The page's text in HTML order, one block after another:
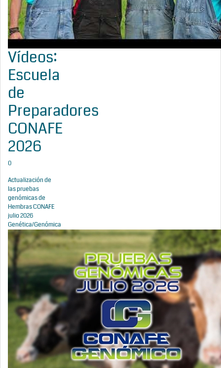
Vídeos:
Escuela
de
Preparadores
CONAFE
2026
0
Actualización de
las pruebas
genómicas de
Hembras CONAFE
julio 2026
Genética/Genómica